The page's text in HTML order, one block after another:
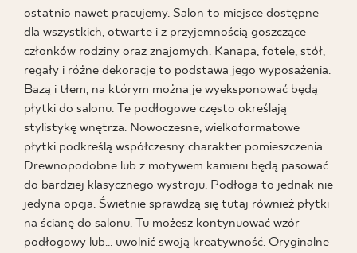
BLOG
GDZIE KUPIĆ
O NAS
KARIERA
MÓJ PROFIL
ostatnio nawet pracujemy. Salon to miejsce dostępne
dla wszystkich, otwarte i z przyjemnością goszczące
członków rodziny oraz znajomych. Kanapa, fotele, stół,
regały i różne dekoracje to podstawa jego wyposażenia.
Bazą i tłem, na którym można je wyeksponować będą
płytki do salonu. Te podłogowe często określają
stylistykę wnętrza. Nowoczesne, wielkoformatowe
płytki podkreślą współczesny charakter pomieszczenia.
Drewnopodobne lub z motywem kamieni będą pasować
do bardziej klasycznego wystroju. Podłoga to jednak nie
jedyna opcja. Świetnie sprawdzą się tutaj również płytki
na ścianę do salonu. Tu możesz kontynuować wzór
podłogowy lub… uwolnić swoją kreatywność. Oryginalne